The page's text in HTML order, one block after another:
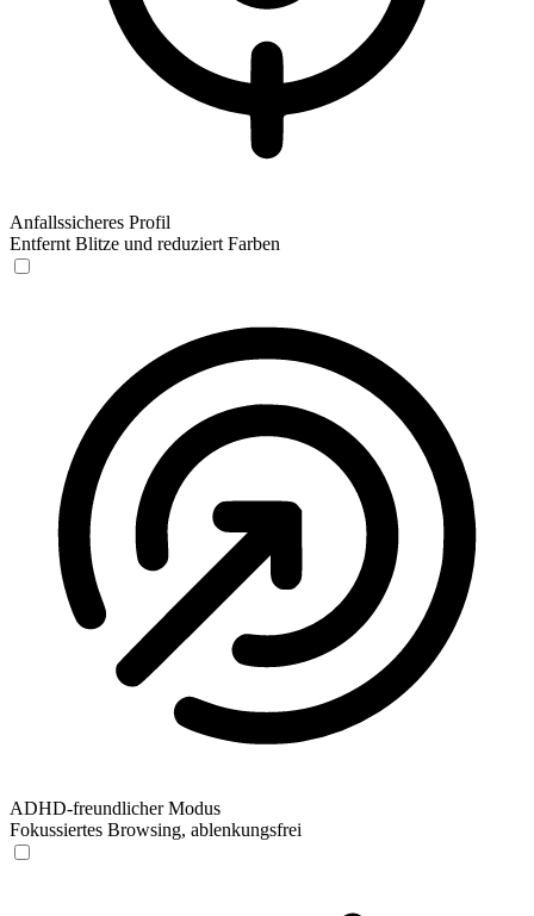
Anfallssicheres Profil
Entfernt Blitze und reduziert Farben
ADHD-freundlicher Modus
Fokussiertes Browsing, ablenkungsfrei